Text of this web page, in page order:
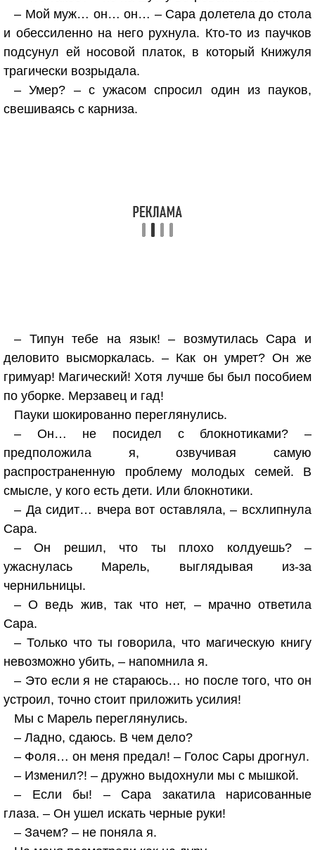
– Мой муж… он… он… – Сара долетела до стола
и обессиленно на него рухнула. Кто-то из паучков
подсунул ей носовой платок, в который Книжуля
трагически возрыдала.
– Умер? – с ужасом спросил один из пауков,
свешиваясь с карниза.
– Типун тебе на язык! – возмутилась Сара и
деловито высморкалась. – Как он умрет? Он же
гримуар! Магический! Хотя лучше бы был пособием
по уборке. Мерзавец и гад!
Пауки шокированно переглянулись.
– Он… не посидел с блокнотиками? –
предположила я, озвучивая самую
распространенную проблему молодых семей. В
смысле, у кого есть дети. Или блокнотики.
– Да сидит… вчера вот оставляла, – всхлипнула
Сара.
– Он решил, что ты плохо колдуешь? –
ужаснулась Марель, выглядывая из-за
чернильницы.
– О ведь жив, так что нет, – мрачно ответила
Сара.
– Только что ты говорила, что магическую книгу
невозможно убить, – напомнила я.
– Это если я не стараюсь… но после того, что он
устроил, точно стоит приложить усилия!
Мы с Марель переглянулись.
– Ладно, сдаюсь. В чем дело?
– Фоля… он меня предал! – Голос Сары дрогнул.
– Изменил?! – дружно выдохнули мы с мышкой.
– Если бы! – Сара закатила нарисованные
глаза. – Он ушел искать черные руки!
– Зачем? – не поняла я.